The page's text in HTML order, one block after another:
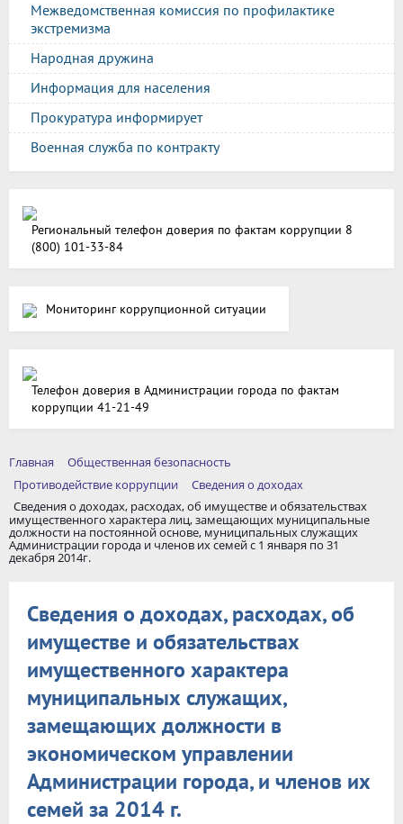
Межведомственная комиссия по профилактике
экстремизма
Народная дружина
Информация для населения
Прокуратура информирует
Военная служба по контракту
Региональный телефон доверия по фактам коррупции 8
(800) 101-33-84
Мониторинг коррупционной ситуации
Телефон доверия в Администрации города по фактам
коррупции 41-21-49
Главная
Общественная безопасность
Противодействие коррупции
Сведения о доходах
Сведения о доходах, расходах, об имуществе и обязательствах
имущественного характера лиц, замещающих муниципальные
должности на постоянной основе, муниципальных служащих
Администрации города и членов их семей с 1 января по 31
декабря 2014г.
Сведения о доходах, расходах, об
имуществе и обязательствах
имущественного характера
муниципальных служащих,
замещающих должности в
экономическом управлении
Администрации города, и членов их
семей за 2014 г.